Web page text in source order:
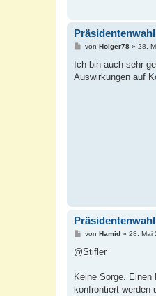
B
i
r
von Holger78» 28.
Ich bin auch sehr
Auswirkungen auf
B
i
a
von Hamid» 28. Mai
@Stifler
Keine Sorge.
konfrontiert